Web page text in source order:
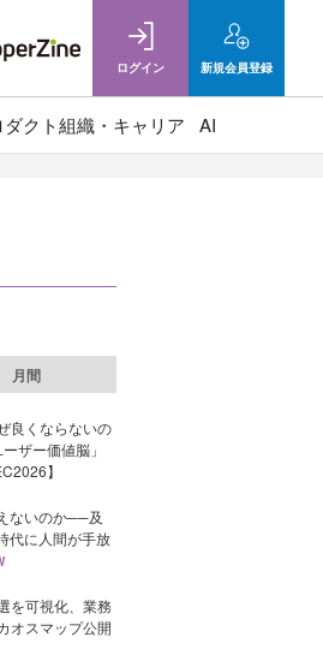
ログイン 新規会員登録
ダクト組織・キャリア AI
月間
良くならないの
ザー価値脳」
】
ないのか──及
代に人間が手放
を可視化、業務
オスマップ公開